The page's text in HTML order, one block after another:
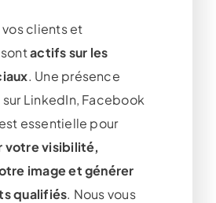
vos clients et
sontactifs sur les
. Une présence
LinkedIn, Facebook
essentielle pour
votre visibilité,
image et générer
qualifiés. Nous vous